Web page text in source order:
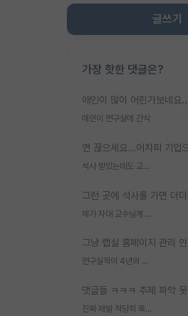
글쓰기
가장 핫한 댓글은?
애인이 많이 어린가보네요
애인이 연구실에 간식
석사 받았는데도 교수랑 연락한다.
제가 자대 교수님께 무례하게 행동한 걸까요?
연구실적이 4년의 공백이 있는거 어떻게 생각하냐
진짜 제발 적당히 똑똑한 박사과정이라도 위에 있었으면..